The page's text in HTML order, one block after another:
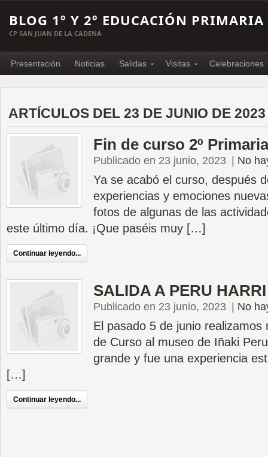
BLOG 1º Y 2º EDUCACIÓN PRIMARIA
CP SAN JUAN DE LA CADENA
Presentación Noticias Salidas Visitas Celebraciones
ARTÍCULOS DEL 23 DE JUNIO DE 2023
Fin de curso 2º Primaria
Publicado en 23 junio, 2023 No
Ya se acabó el curso, después
experiencias y emociones
fotos de algunas de las
este último día. ¡Que paséis muy […]
Continuar leyendo...
SALIDA A PERU HARRI
Publicado en 23 junio, 2023 No
El pasado 5 de junio realizamos
de Curso al museo de Iñaki
grande y fue una experiencia
[…]
Continuar leyendo...